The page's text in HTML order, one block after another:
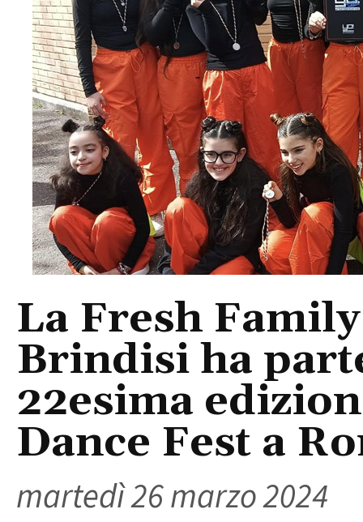
La Fresh
Brindisi ha
22esima
Dance Fest a
martedì 26 marzo 2024